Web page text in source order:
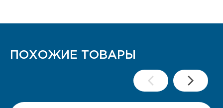
ПОХОЖИЕ ТОВАРЫ